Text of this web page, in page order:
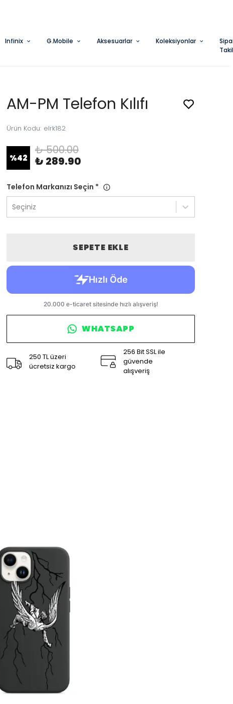
Infinix G.Mobile Aksesuarlar Koleksiyonlar
AM-PM Telefon Kılıfı
Ürün Kodu: elrk182
%42
₺ 500.00
₺ 289.90
Telefon Markanızı Seçin *
Seçiniz
SEPETE EKLE
WHATSAPP
250 TL üzeri
ücretsiz kargo
256 Bit SSL ile
güvende
alışveriş